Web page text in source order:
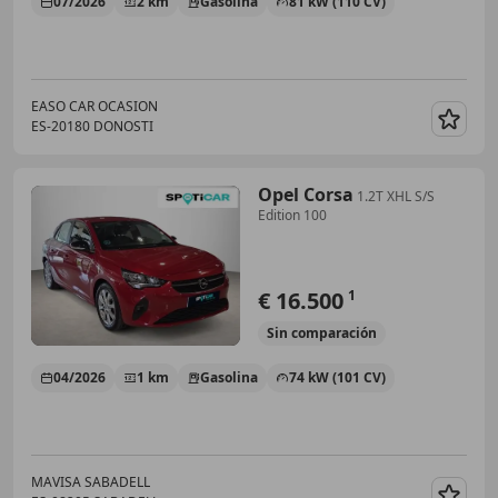
EASO CAR OCASION
ES-20180 DONOSTI
Opel Corsa 1.2T XHL S/S
Edition 100
€ 16.500 1
Sin comparación
04/2026 1 km Gasolina 74 kW (101 CV)
MAVISA SABADELL